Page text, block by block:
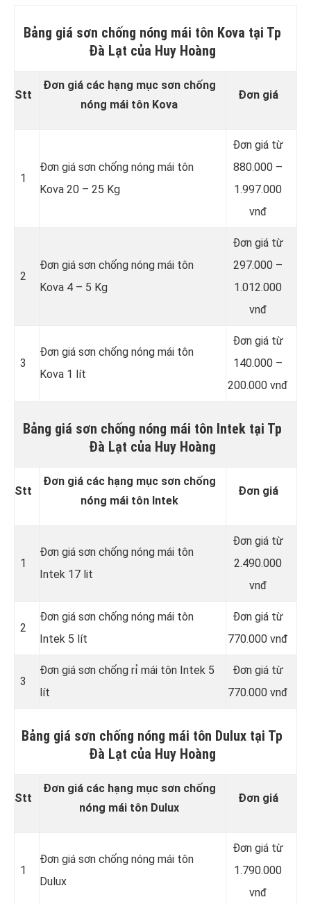
Bảng giá sơn chống nóng mái tôn Kova tại Tp
Đà Lạt của Huy Hoàng
Stt
Đơn giá các hạng mục sơn chống
nóng mái tôn Kova
Đơn giá
1
Đơn giá sơn chống nóng mái tôn
Kova 20 – 25 Kg
Đơn giá từ
880.000 –
1.997.000
vnđ
2
Đơn giá sơn chống nóng mái tôn
Kova 4 – 5 Kg
Đơn giá từ
297.000 –
1.012.000
vnđ
3
Đơn giá sơn chống nóng mái tôn
Kova 1 lít
Đơn giá từ
140.000 –
200.000 vnđ
Bảng giá sơn chống nóng mái tôn Intek tại Tp
Đà Lạt của Huy Hoàng
Stt
Đơn giá các hạng mục sơn chống
nóng mái tôn Intek
Đơn giá
1
Đơn giá sơn chống nóng mái tôn
Intek 17 lit
Đơn giá từ
2.490.000
vnđ
2
Đơn giá sơn chống nóng mái tôn
Intek 5 lít
Đơn giá từ
770.000 vnđ
3
Đơn giá sơn chống rỉ mái tôn Intek 5
lít
Đơn giá từ
770.000 vnđ
Bảng giá sơn chống nóng mái tôn Dulux tại Tp
Đà Lạt của Huy Hoàng
Stt
Đơn giá các hạng mục sơn chống
nóng mái tôn Dulux
Đơn giá
1
Đơn giá sơn chống nóng mái tôn
Dulux
Đơn giá từ
1.790.000
vnđ